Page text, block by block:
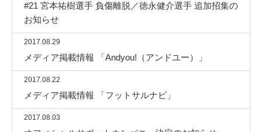
#21 宮本祐樹選手 負傷離脱／徳永健介選手 追加招集の
お知らせ
2017.08.29
メディア掲載情報 「Andyou!（アンドユー）」
2017.08.22
メディア掲載情報 「フットサルナビ」
2017.08.03